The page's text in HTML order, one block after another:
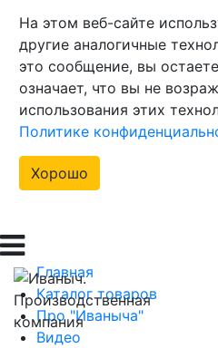
На этом веб-сайте
другие аналогичные
это сообщение, вы
означает, что вы не
использования этих
Политике
Хорошо
Главная
Каталог товаров
Про "Иваныча"
Видео